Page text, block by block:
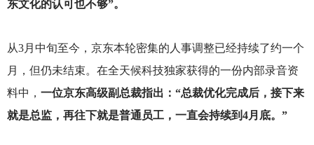
东文化的认可也不够”。
从3月中旬至今，京东本轮密集的人事调整已经持续了约一个
月，但仍未结束。在全天候科技独家获得的一份内部录音资
料中， 一位京东高级副总裁指出：“总裁优化完成后，接下来
就是总监，再往下就是普通员工，一直会持续到4月底。”